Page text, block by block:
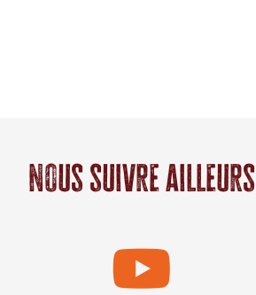
Nous suivre ailleurs